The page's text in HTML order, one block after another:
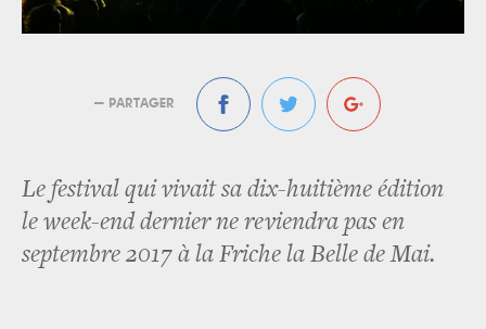
— PARTAGER
Le festival qui vivait sa dix-huitième édition
le week-end dernier ne reviendra pas en
septembre 2017 à la Friche la Belle de Mai.